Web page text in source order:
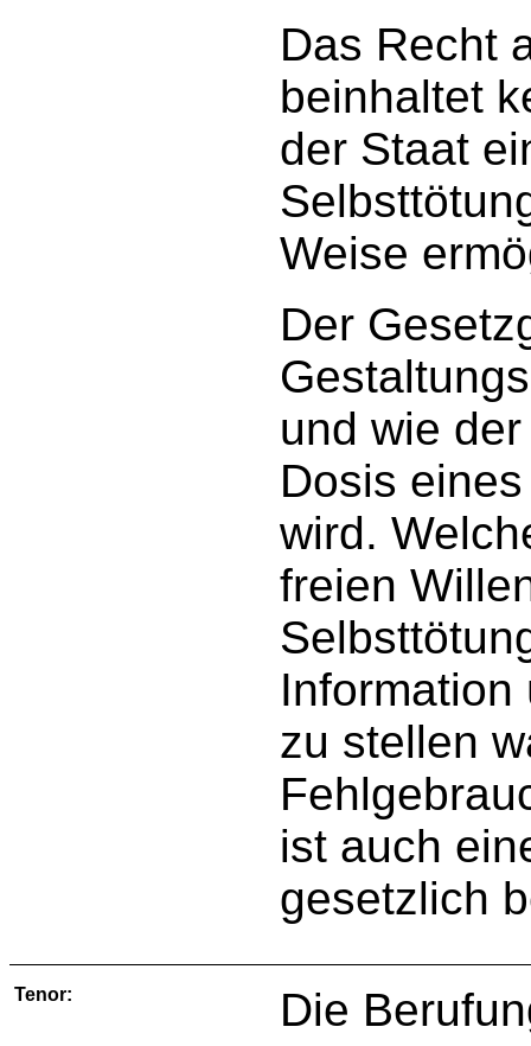
Das Recht
beinhaltet
der Staat
Weise
Der
und wie
Dosis
wird.
freien
zu stellen
ist auch
gesetzlich
Tenor: Die